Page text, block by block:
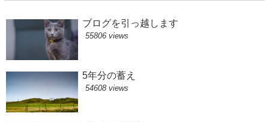
ブログを引っ越します
55806 views
5年分の蓄え
54608 views